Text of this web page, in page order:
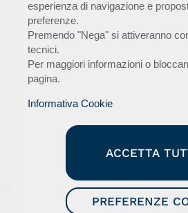
Flytec S.r.l.
Via Lorenzetti 10/c
Talacchio di Colbordolo,
Tel+39 0721 478020
info@flytec.it
esperienza di navigazione e
preferenze.
Premendo "Nega" si attiveranno
tecnici.
Per maggiori informazioni o
pagina.
Informativa Cookie
ACCETTA
PREFERENZE